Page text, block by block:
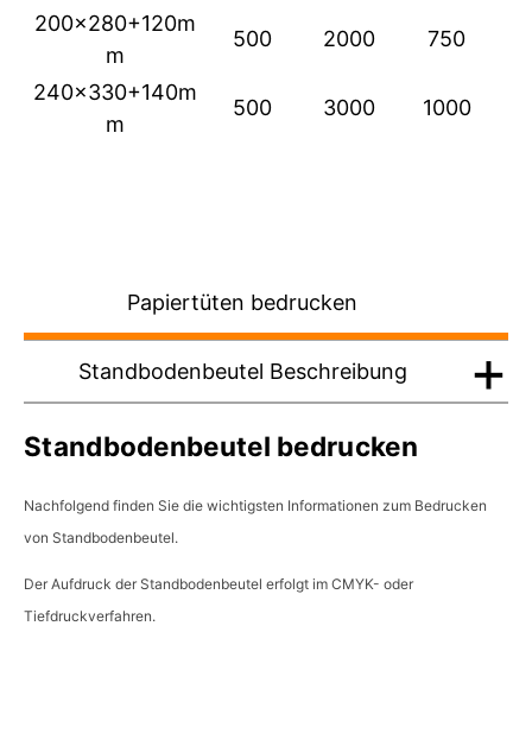
200x280+120m
m
500 2000 750
240x330+140m
m
500 3000 1000
Papiertüten bedrucken
Standbodenbeutel Beschreibung
Standbodenbeutel bedrucken
Nachfolgend finden Sie die wichtigsten Informationen zum Bedrucken
von Standbodenbeutel.
Der Aufdruck der Standbodenbeutel erfolgt im CMYK- oder
Tiefdruckverfahren.